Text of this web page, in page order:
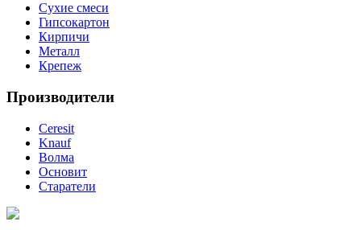
Сухие смеси
Гипсокартон
Кирпичи
Металл
Крепеж
Производители
Ceresit
Knauf
Волма
Основит
Старатели